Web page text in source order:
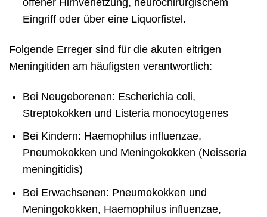
offener Hirnverletzung, neurochirurgischem
Eingriff oder über eine Liquorfistel.
Folgende Erreger sind für die akuten eitrigen
Meningitiden am häufigsten verantwortlich:
Bei Neugeborenen: Escherichia coli,
Streptokokken und Listeria monocytogenes
Bei Kindern: Haemophilus influenzae,
Pneumokokken und Meningokokken (Neisseria
meningitidis)
Bei Erwachsenen: Pneumokokken und
Meningokokken, Haemophilus influenzae,